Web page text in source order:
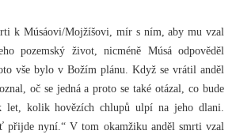
k Músáovi/Mojžíšovi, mír s ním, aby mu vzal
pozemský život, nicméně Músá odpověděl
vše bylo v Božím plánu. Když se vrátil anděl
oč se jedná a proto se také otázal, co bude
let, kolik hovězích chlupů ulpí na jeho dlani.
přijde nyní.“ V tom okamžiku anděl smrti vzal